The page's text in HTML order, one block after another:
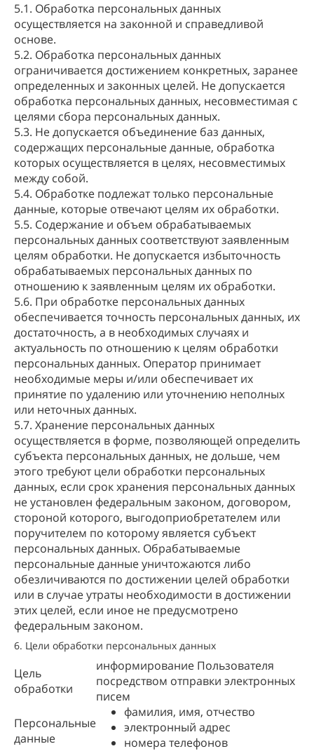
5.1. Обработка персональных данных
осуществляется на законной и справедливой
основе.
5.2. Обработка персональных данных
ограничивается достижением конкретных, заранее
определенных и законных целей. Не допускается
обработка персональных данных, несовместимая с
целями сбора персональных данных.
5.3. Не допускается объединение баз данных,
содержащих персональные данные, обработка
которых осуществляется в целях, несовместимых
между собой.
5.4. Обработке подлежат только персональные
данные, которые отвечают целям их обработки.
5.5. Содержание и объем обрабатываемых
персональных данных соответствуют заявленным
целям обработки. Не допускается избыточность
обрабатываемых персональных данных по
отношению к заявленным целям их обработки.
5.6. При обработке персональных данных
обеспечивается точность персональных данных, их
достаточность, а в необходимых случаях и
актуальность по отношению к целям обработки
персональных данных. Оператор принимает
необходимые меры и/или обеспечивает их
принятие по удалению или уточнению неполных
или неточных данных.
5.7. Хранение персональных данных
осуществляется в форме, позволяющей определить
субъекта персональных данных, не дольше, чем
этого требуют цели обработки персональных
данных, если срок хранения персональных данных
не установлен федеральным законом, договором,
стороной которого, выгодоприобретателем или
поручителем по которому является субъект
персональных данных. Обрабатываемые
персональные данные уничтожаются либо
обезличиваются по достижении целей обработки
или в случае утраты необходимости в достижении
этих целей, если иное не предусмотрено
федеральным законом.
6. Цели обработки персональных данных
Цель
обработки
информирование Пользователя
посредством отправки электронных
писем
Персональные
данные
фамилия, имя, отчество
электронный адрес
номера телефонов